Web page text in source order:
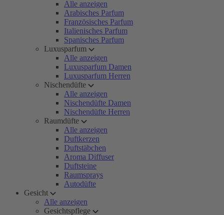
Alle anzeigen
Arabisches Parfum
Französisches Parfum
Italienisches Parfum
Spanisches Parfum
Luxusparfum
Alle anzeigen
Luxusparfum Damen
Luxusparfum Herren
Nischendüfte
Alle anzeigen
Nischendüfte Damen
Nischendüfte Herren
Raumdüfte
Alle anzeigen
Duftkerzen
Duftstäbchen
Aroma Diffuser
Duftsteine
Raumsprays
Autodüfte
Gesicht
Alle anzeigen
Gesichtspflege